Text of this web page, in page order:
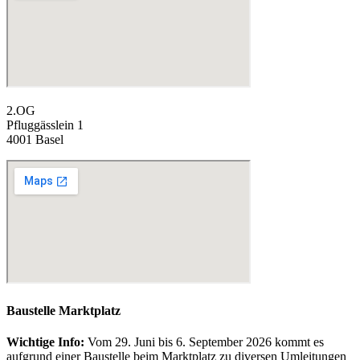
2.OG
Pfluggässlein 1
4001 Basel
Baustelle Marktplatz
Wichtige Info: Vom 29. Juni bis 6. September 2026 kommt es
aufgrund einer Baustelle beim Marktplatz zu diversen Umleitungen